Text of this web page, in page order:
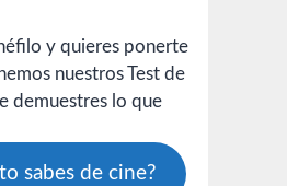
y quieres ponerte
nuestros Test de
demuestres lo que
sabes de cine?